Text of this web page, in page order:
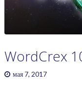
WordCrex
мая 7, 2017